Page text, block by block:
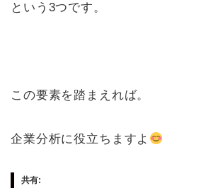
という3つです。
この要素を踏まえれば。
企業分析に役立ちますよ
共有: